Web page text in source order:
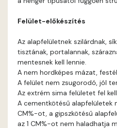
Felület-előkészítés
Az alapfelületnek szilárdnak,
tisztának, portalannak,
mentesnek kell lennie.
A nem hordképes mázat,
A felület nem zsugorodó, jól
Az extrém sima felületet fel
A cementkötésű alapfelületek
CM%-ot, a gipszkötésű
az 1 CM%-ot nem haladhatja